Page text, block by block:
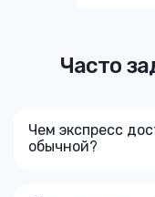
Часто
Чем экспресс
обычной?